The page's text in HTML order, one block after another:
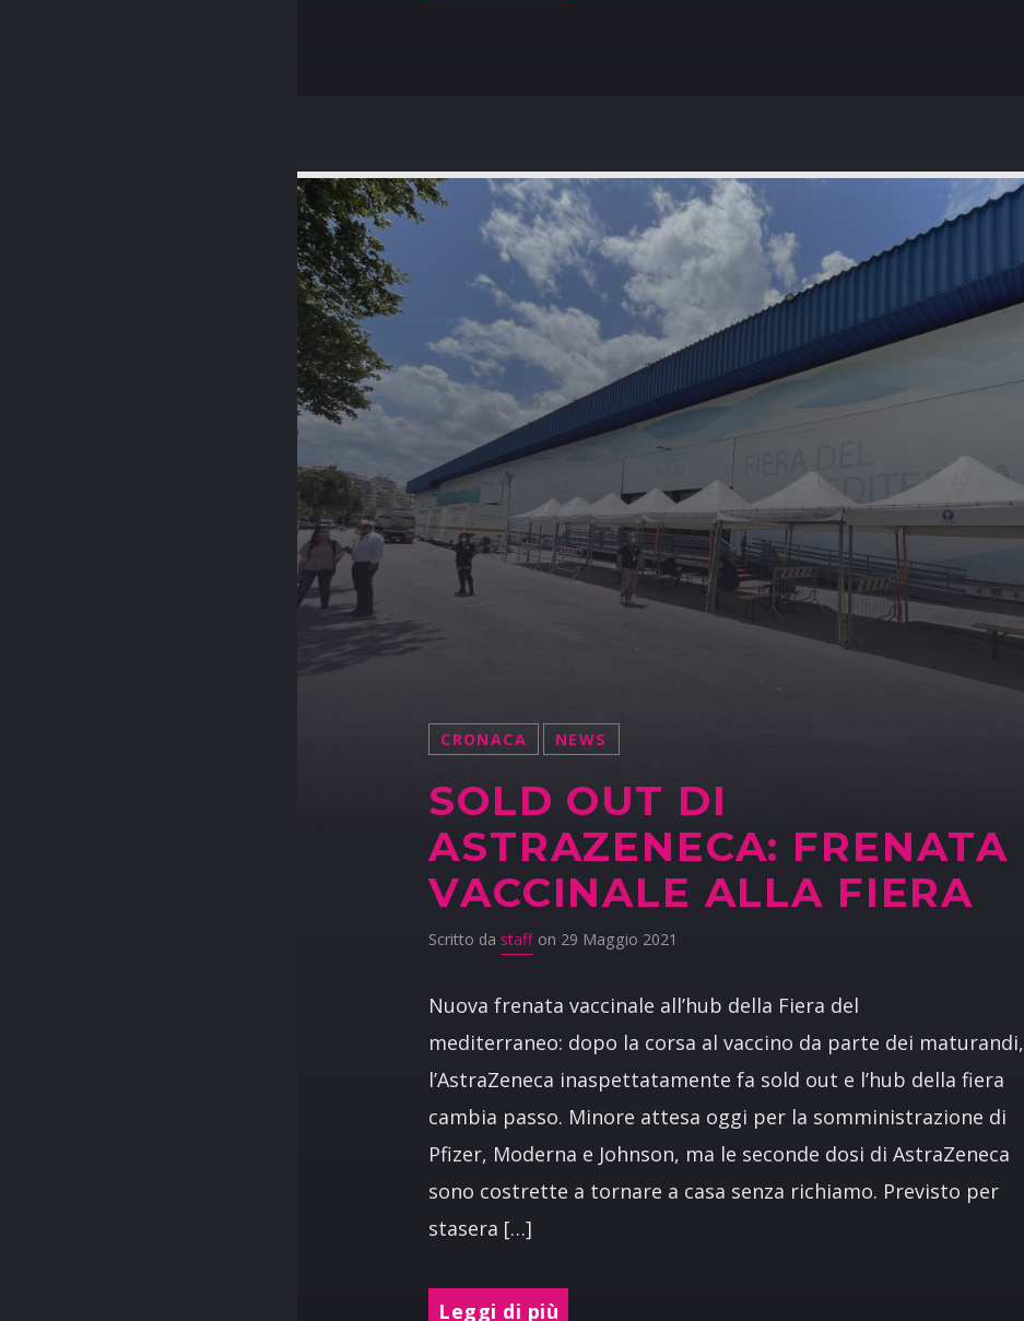
CRONACA NEWS
SOLD OUT DI
ASTRAZENECA: FRENATA
VACCINALE ALLA FIERA
Scritto da staff on 29 Maggio 2021
Nuova frenata vaccinale all’hub della Fiera del
mediterraneo: dopo la corsa al vaccino da parte dei maturandi,
l’AstraZeneca inaspettatamente fa sold out e l’hub della fiera
cambia passo. Minore attesa oggi per la somministrazione di
Pfizer, Moderna e Johnson, ma le seconde dosi di AstraZeneca
sono costrette a tornare a casa senza richiamo. Previsto per
stasera […]
Leggi di più